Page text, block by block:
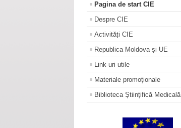
Pagina de start CIE
Despre CIE
Activități CIE
Republica Moldova și UE
Link-uri utile
Materiale promoţionale
Biblioteca Științifică Medicală